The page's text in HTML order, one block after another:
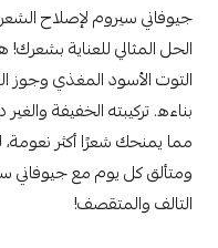
جيوفاني سيروم لإصلاح
الحل المثالي للعناية
التوت الأسود المغذي وجوز
بناءه. تركيبته الخفيفة
مما يمنحك شعرًا أكثر
ومتألق كل يوم مع جيوفاني
التالف والمتقصف!